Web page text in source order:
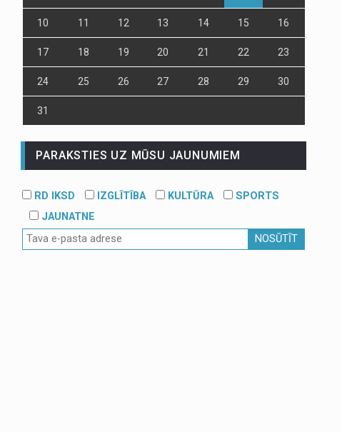
10 11 12 13 14 15 16
17 18 19 20 21 22 23
24 25 26 27 28 29 30
31
PARAKSTIES UZ MŪSU JAUNUMIEM
RD IKSD IZGLĪTĪBA KULTŪRA
SPORTS
JAUNATNE
NOSŪTĪT